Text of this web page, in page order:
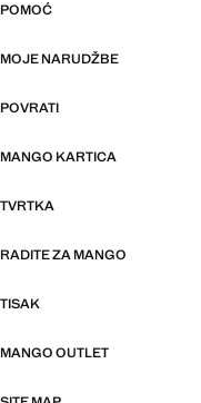
POMOĆ
MOJE NARUDŽBE
POVRATI
MANGO KARTICA
TVRTKA
RADITE ZA MANGO
TISAK
MANGO OUTLET